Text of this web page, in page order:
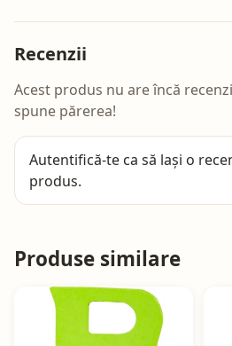
Recenzii
Acest produs nu are încă
spune părerea!
Autentifică-te ca să lași o
produs.
Produse similare